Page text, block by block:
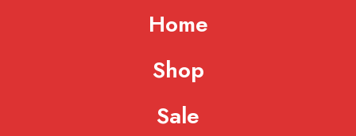
Home
Shop
Sale